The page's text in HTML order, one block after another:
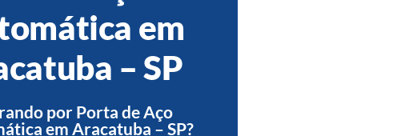
em
– SP
por Porta de Aço
em Aracatuba – SP?